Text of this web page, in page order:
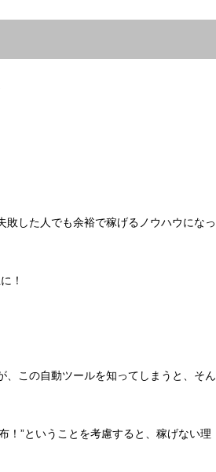
した人でも余裕で稼げるノウハウになっ
！
、この自動ツールを知ってしまうと、そん
！”ということを考慮すると、稼げない理